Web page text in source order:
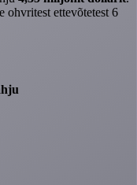
ohvritest ettevõtetest 6